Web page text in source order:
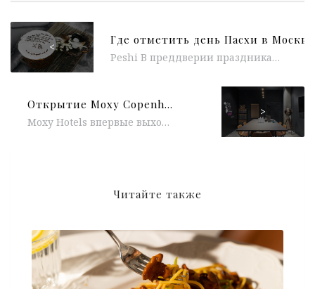
<
Где отметить день Пасхи в
Peshi В преддверии праздника Пасхи ресторан PESHI приготовил для гостей специальное предложение – авторские куличи от шеф-кондитера PESHI и Пасхальные...
Открытие Moxy Copenhagen Sydhavnen
Moxy Hotels впервые выходит на датский рынок с открытием отеля Moxy Copenhagen Sydhavnen в Копенгагене. Расположенный в передовом районе Sydhavnen,...
>
Читайте также